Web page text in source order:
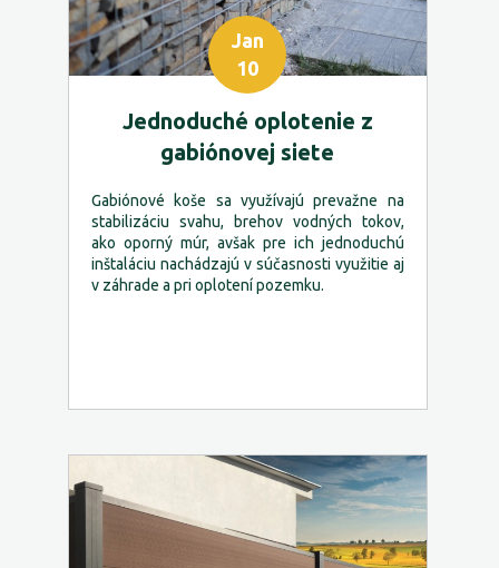
Jednoduché oplotenie z
gabiónovej siete
Gabiónové koše sa využívajú prevažne na
stabilizáciu svahu, brehov vodných tokov,
ako oporný múr, avšak pre ich jednoduchú
inštaláciu nachádzajú v súčasnosti využitie aj
v záhrade a pri oplotení pozemku.
Jan
10